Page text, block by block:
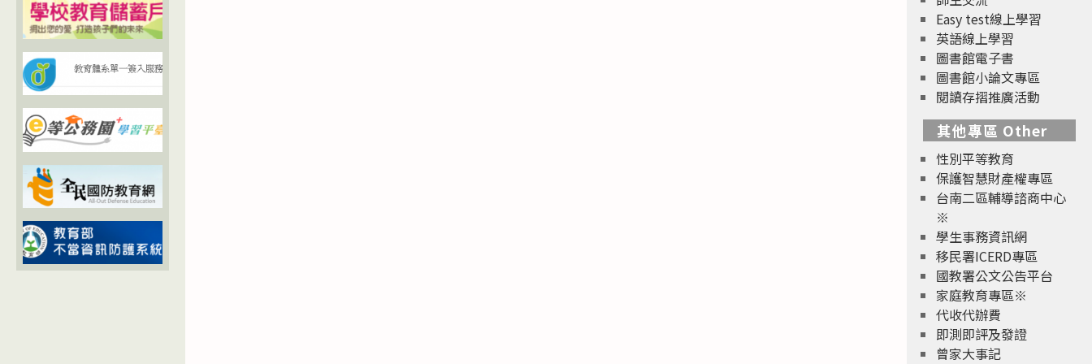
Easy test線上學習
英語線上學習
圖書館電子書
圖書館小論文專區
閱讀存摺推廣活動
其他專區 Other
性別平等教育
保護智慧財產權專區
台南二區輔導諮商中心
※
學生事務資訊網
移民署ICERD專區
國教署公文公告平台
家庭教育專區※
代收代辦費
即測即評及發證
曾家大事記